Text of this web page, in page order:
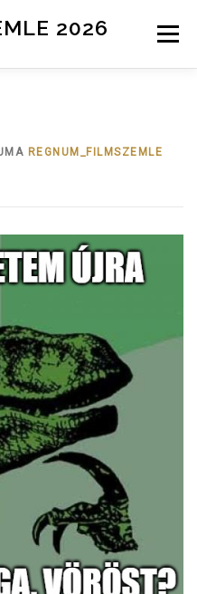
2026 Menü
REGNUM_FILMSZEMLE